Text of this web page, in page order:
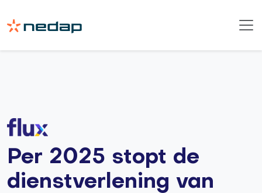
Per 2025 stopt de
dienstverlening van